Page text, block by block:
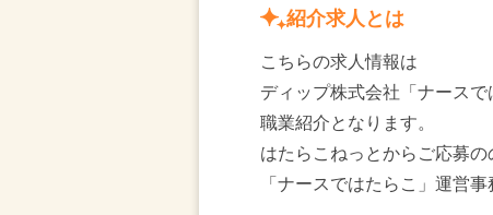
紹介求人とは
こちらの求人情報は
ディップ株式会社「ナースで
職業紹介となります。
はたらこねっとからご応募の
「ナースではたらこ」運営